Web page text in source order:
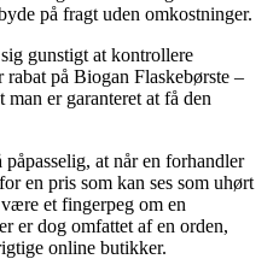
på fragt uden omkostninger.
gunstigt at kontrollere
på Biogan Flaskebørste –
man er garanteret at få den
at når en forhandler
en pris som kan ses som uhørt
et fingerpeg om en
er dog omfattet af en orden,
online butikker.